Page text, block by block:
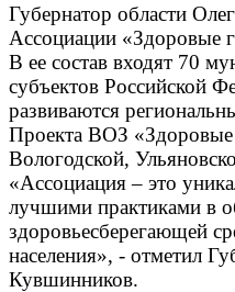
Губернатор области
Ассоциации «Здоровые
В ее состав входят 70
субъектов Российской
развиваются
Проекта ВОЗ «Здоровые
Вологодской,
«Ассоциация – это
лучшими практиками в
здоровьесберегающей
населения», - отметил
Кувшинников.